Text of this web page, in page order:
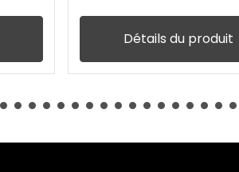
Détails du produit